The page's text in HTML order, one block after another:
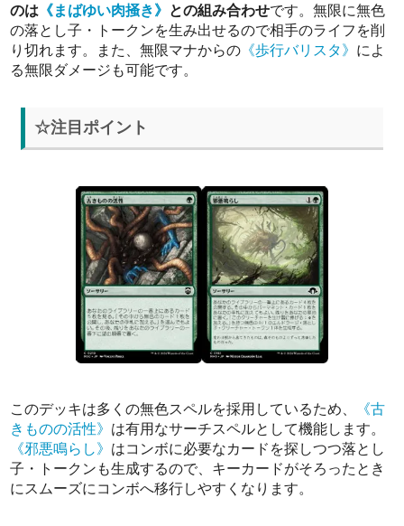
のは 《まばゆい肉掻き》 との組み合わせです。無限に無色
の落とし子・トークンを生み出せるので相手のライフを削
り切れます。また、無限マナからの 《歩行バリスタ》 によ
る無限ダメージも可能です。
☆注目ポイント
このデッキは多くの無色スペルを採用しているため、
《古
きものの活性》 は有用なサーチスペルとして機能します。
《邪悪鳴らし》 はコンボに必要なカードを探しつつ落とし
子・トークンも生成するので、キーカードがそろったとき
にスムーズにコンボへ移行しやすくなります。